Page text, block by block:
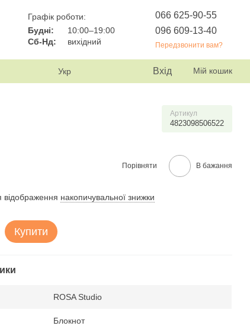
Графік роботи:
Будні:
10:00–19:00
Сб-Нд:
вихідний
066 625-90-55
096 609-13-40
Передзвонити вам?
Укр Вхід Мій кошик
Артикул
4823098506522
Порівняти В бажання
відображення накопичувальної знижки
Купити
ROSA Studio
Блокнот